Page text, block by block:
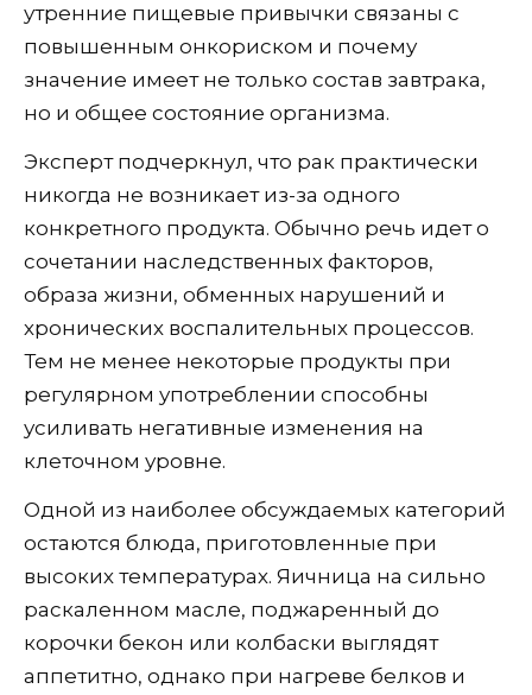
утренние пищевые привычки связаны с
повышенным онкориском и почему
значение имеет не только состав завтрака,
но и общее состояние организма.
Эксперт подчеркнул, что рак практически
никогда не возникает из-за одного
конкретного продукта. Обычно речь идет о
сочетании наследственных факторов,
образа жизни, обменных нарушений и
хронических воспалительных процессов.
Тем не менее некоторые продукты при
регулярном употреблении способны
усиливать негативные изменения на
клеточном уровне.
Одной из наиболее обсуждаемых категорий
остаются блюда, приготовленные при
высоких температурах. Яичница на сильно
раскаленном масле, поджаренный до
корочки бекон или колбаски выглядят
аппетитно, однако при нагреве белков и